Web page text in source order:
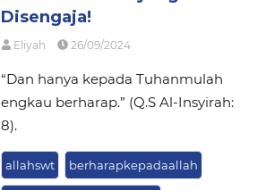
Disengaja!
Eliyah 26/09/2024
“Dan hanya kepada Tuhanmulah
engkau berharap.” (Q.S Al-Insyirah:
8).
allahswt berharapkepadaallah